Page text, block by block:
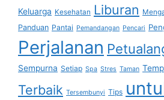
Keluarga Kesehatan Liburan
Panduan Pantai Pemandangan Pencari
Perjalanan
Sempurna Setiap Spa Stres Taman
Terbaik Tersembunyi Tips